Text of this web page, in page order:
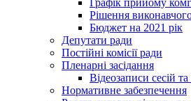
Графік прийому
Рішення
Бюджет на 2021 рік
Депутати ради
Постійні комісії ради
Пленарні засідання
Відеозаписи сесій
Нормативне забезпечення